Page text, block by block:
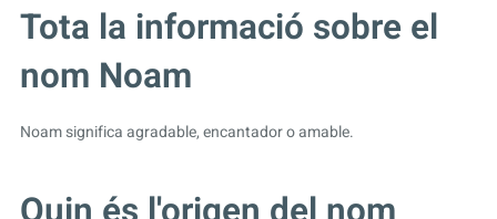
Tota la informació sobre el
nom Noam
Noam significa agradable, encantador o amable.